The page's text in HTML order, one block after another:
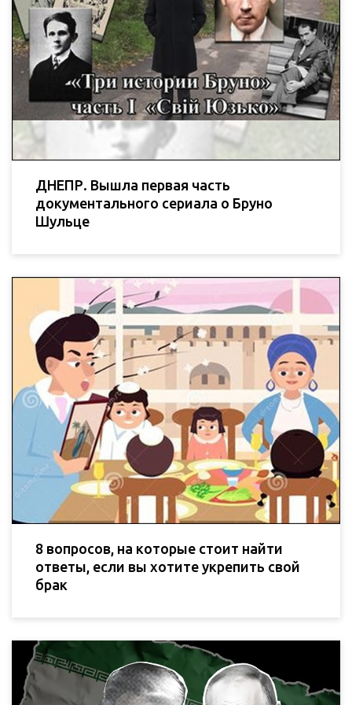
ДНЕПР. Вышла первая часть
документального сериала о Бруно
Шульце
8 вопросов, на которые стоит найти
ответы, если вы хотите укрепить свой
брак